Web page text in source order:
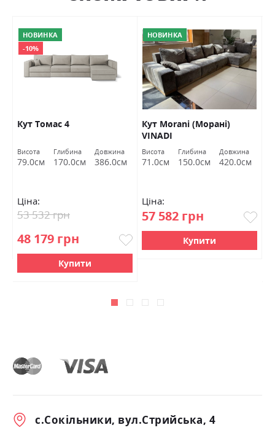
НОВИНКА
-10%
Кут Томас 4
Висота
79.0см
Глибина
170.0см
Довжина
386.0см
Ціна:
48 179 грн
53 532 грн
Купити
НОВИНКА
Кут Morani (Морані)
VINADI
Висота
71.0см
Глибина
150.0см
Довжина
420.0см
Ціна:
57 582 грн
Купити
с.Сокільники, вул.Стрийська, 4